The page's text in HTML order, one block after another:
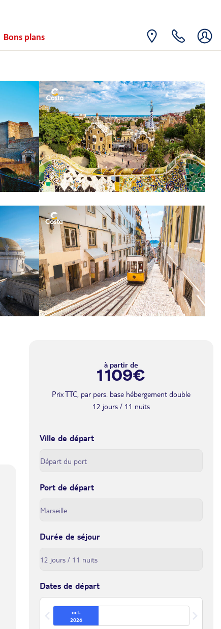
Bons plans
à partir de
1 109€
Prix TTC, par pers. base hébergement double
12 jours / 11 nuits
Ville de départ
Port de départ
Durée de séjour
Dates de départ
oct.
2026